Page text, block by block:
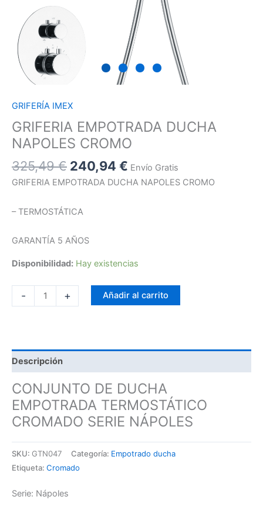
GRIFERÍA IMEX
GRIFERIA EMPOTRADA DUCHA
NAPOLES CROMO
325,49€ 240,94 € Envío Gratis
GRIFERIA EMPOTRADA DUCHA NAPOLES CROMO
– TERMOSTÁTICA
GARANTÍA 5 AÑOS
Disponibilidad: Hay existencias
- + Añadir al carrito
Descripción
CONJUNTO DE DUCHA
EMPOTRADA TERMOSTÁTICO
CROMADO SERIE NÁPOLES
SKU: GTN047 Categoría: Empotrado ducha
Etiqueta: Cromado
Serie: Nápoles